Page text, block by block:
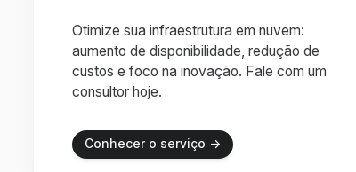
Otimize sua infraestrutura em nuvem:
aumento de disponibilidade, redução de
custos e foco na inovação. Fale com um
consultor hoje.
Conhecer o serviço →